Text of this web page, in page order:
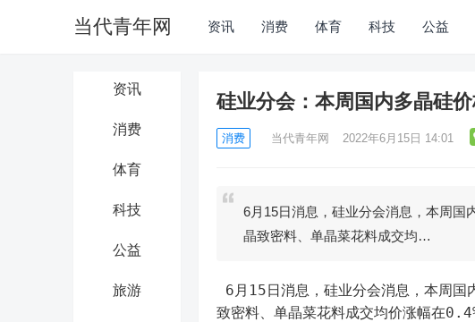
当代青年网 资讯 消费 体育 科技 公益
资讯
消费
体育
科技
公益
旅游
硅业分会：本周国内多晶硅
消费 当代青年网 2022年6月15日 14:01
6月15日消息，硅业分会消息，本周国
晶致密料、单晶菜花料成交均…
致密料、单晶菜花料成交均价涨幅在